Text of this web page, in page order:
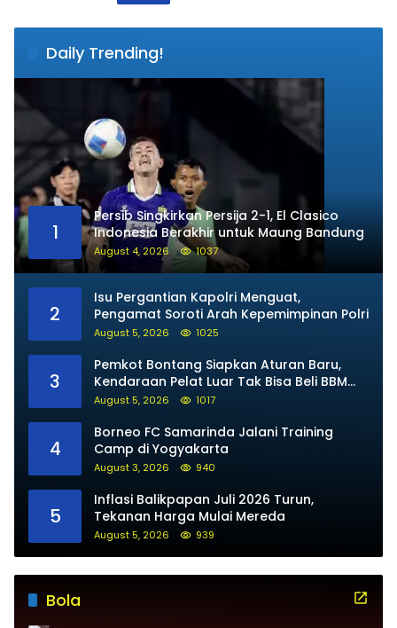
Daily Trending!
1
Persib Singkirkan Persija 2-1, El Clasico
Indonesia Berakhir untuk Maung Bandung
August 4, 2026 1037
2
Isu Pergantian Kapolri Menguat,
Pengamat Soroti Arah Kepemimpinan Polri
August 5, 2026 1025
3
Pemkot Bontang Siapkan Aturan Baru,
Kendaraan Pelat Luar Tak Bisa Beli BBM
Subsidi
August 5, 2026 1017
4
Borneo FC Samarinda Jalani Training
Camp di Yogyakarta
August 3, 2026 940
5
Inflasi Balikpapan Juli 2026 Turun,
Tekanan Harga Mulai Mereda
August 5, 2026 939
Bola